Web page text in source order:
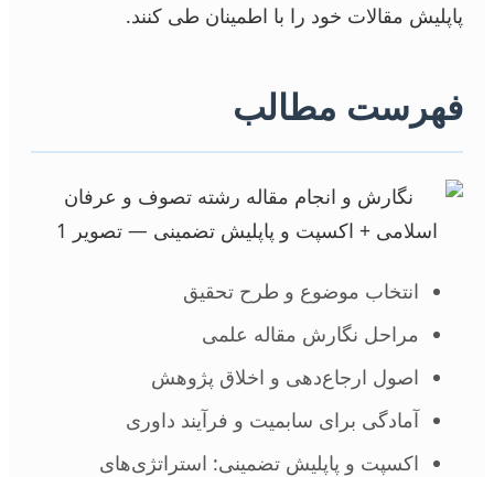
پاپلیش مقالات خود را با اطمینان طی کنند.
فهرست مطالب
انتخاب موضوع و طرح تحقیق
مراحل نگارش مقاله علمی
اصول ارجاع‌دهی و اخلاق پژوهش
آمادگی برای سابمیت و فرآیند داوری
اکسپت و پاپلیش تضمینی: استراتژی‌های